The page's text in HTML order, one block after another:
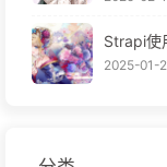
Strapi使
2025-01-